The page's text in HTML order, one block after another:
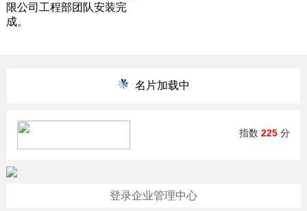
限公司 工程部团队安装完
成。
名片加载中
指数 225 分
登录企业管理中心